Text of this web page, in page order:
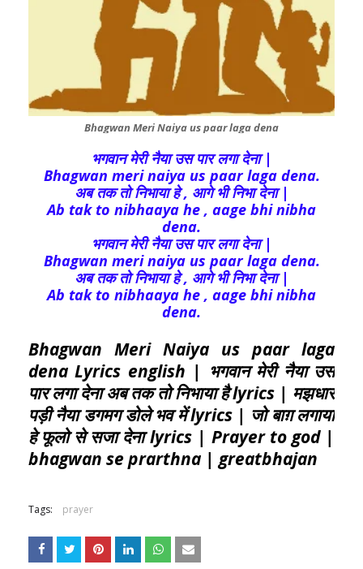
Bhagwan Meri Naiya us paar laga dena
भगवान मेरी नैया उस पार लगा देना |
Bhagwan meri naiya us paar laga dena.
अब तक तो निभाया हे , आगे भी निभा देना |
Ab tak to nibhaaya he , aage bhi nibha
dena.
भगवान मेरी नैया उस पार लगा देना |
Bhagwan meri naiya us paar laga dena.
अब तक तो निभाया हे , आगे भी निभा देना |
Ab tak to nibhaaya he , aage bhi nibha
dena.
Bhagwan Meri Naiya us paar laga
dena Lyrics english | भगवान मेरी नैया उस
पार लगा देना अब तक तो निभाया है lyrics | मझधार
पड़ी नैया डगमग डोले भव में lyrics | जो बाग़ लगाया
हे फूलो से सजा देना lyrics | Prayer to god |
bhagwan se prarthna | greatbhajan
Tags: prayer